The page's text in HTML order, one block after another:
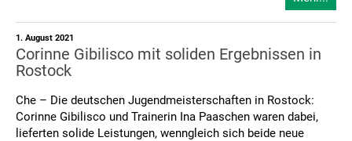
1. August 2021
Corinne Gibilisco mit soliden Ergebnissen in
Rostock
Che – Die deutschen Jugendmeisterschaften in Rostock:
Corinne Gibilisco und Trainerin Ina Paaschen waren dabei,
lieferten solide Leistungen, wenngleich sich beide neue